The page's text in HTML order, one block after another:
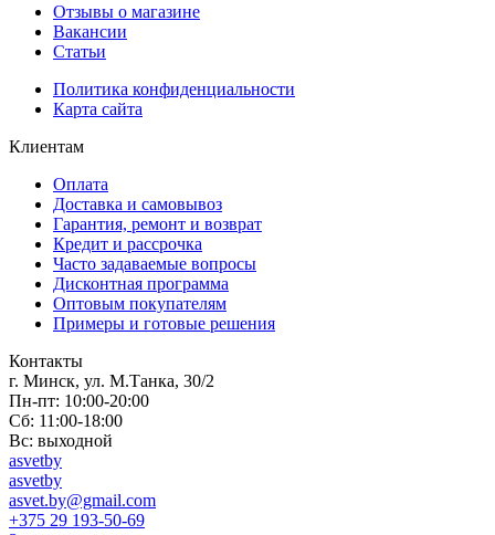
Отзывы о магазине
Вакансии
Статьи
Политика конфиденциальности
Карта сайта
Клиентам
Оплата
Доставка и самовывоз
Гарантия, ремонт и возврат
Кредит и рассрочка
Часто задаваемые вопросы
Дисконтная программа
Оптовым покупателям
Примеры и готовые решения
Контакты
г. Минск, ул. М.Танка, 30/2
Пн-пт: 10:00-20:00
Сб: 11:00-18:00
Вс: выходной
asvetby
asvetby
asvet.by@gmail.com
+375 29 193-50-69